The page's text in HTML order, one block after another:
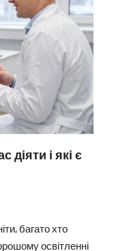
діяти і які є
багато хто
освітленні